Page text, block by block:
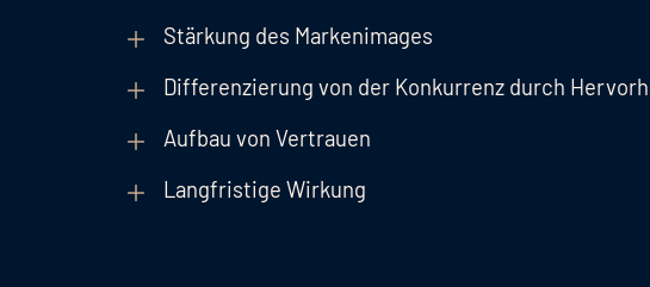
Stärkung des Markenimages
Differenzierung von der Konkurrenz durch
Aufbau von Vertrauen
Langfristige Wirkung